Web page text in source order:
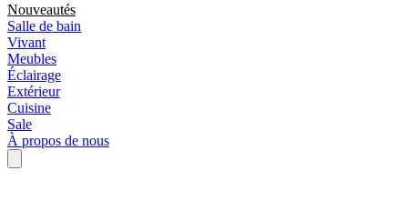
Nouveautés
Salle de bain
Vivant
Meubles
Éclairage
Extérieur
Cuisine
Sale
À propos de nous